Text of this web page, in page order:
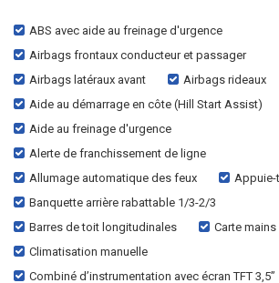
ABS avec aide au freinage d'urgence
Airbags frontaux conducteur et passager
Airbags latéraux avant
Airbags rideaux
Aide au démarrage en côte (Hill Start Assist)
Aide au freinage d'urgence
Alerte de franchissement de ligne
Allumage automatique des feux
Appuie-
Banquette arrière rabattable 1/3-2/3
Barres de toit longitudinales
Carte
Climatisation manuelle
Combiné d’instrumentation avec écran TFT 3,5”